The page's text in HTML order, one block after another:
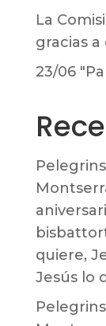
La
gracias a
23/06
quiere,
Jesús lo